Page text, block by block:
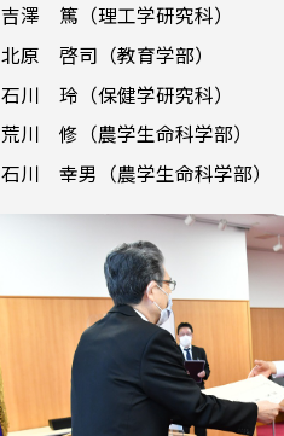
吉澤 篤（理工学研究科）
北原 啓司（教育学部）
石川 玲（保健学研究科）
荒川 修（農学生命科学部）
石川 幸男（農学生命科学部）